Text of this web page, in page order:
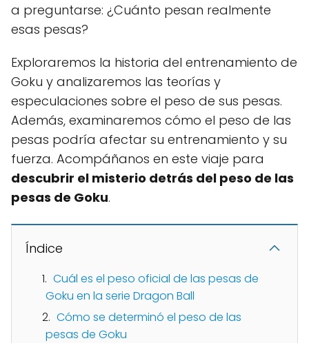
a preguntarse: ¿Cuánto pesan realmente
esas pesas?
Exploraremos la historia del entrenamiento de
Goku y analizaremos las teorías y
especulaciones sobre el peso de sus pesas.
Además, examinaremos cómo el peso de las
pesas podría afectar su entrenamiento y su
fuerza. Acompáñanos en este viaje para
descubrir el misterio detrás del peso de las
pesas de Goku.
Índice
Cuál es el peso oficial de las pesas de
Goku en la serie Dragon Ball
Cómo se determinó el peso de las
pesas de Goku